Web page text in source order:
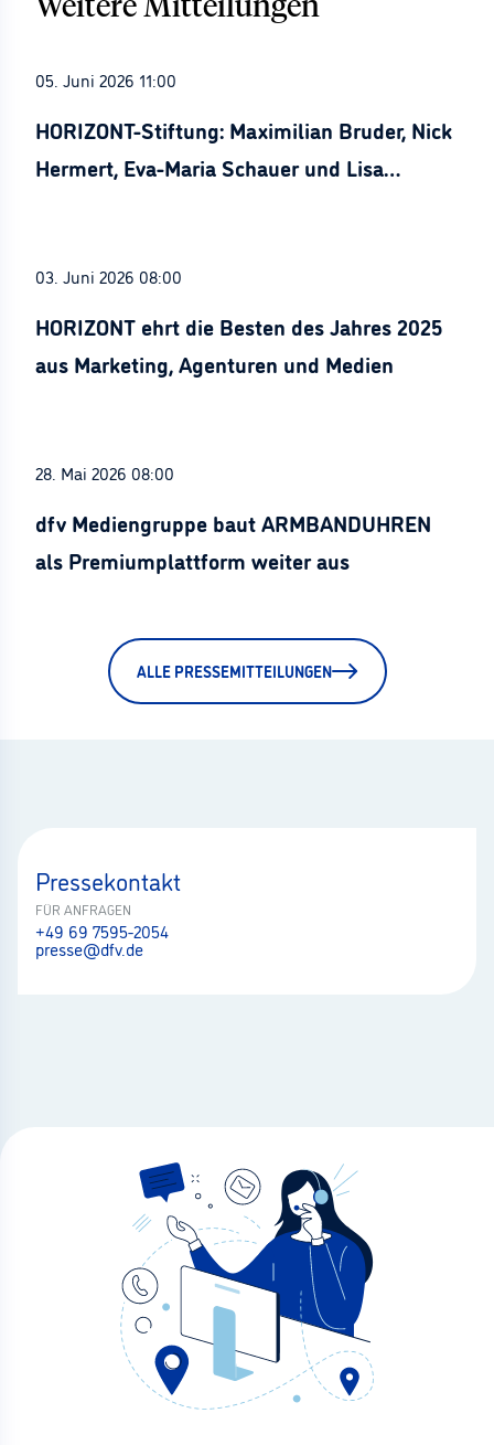
Weitere Mitteilungen
05. Juni 2026 11:00
HORIZONT-Stiftung: Maximilian Bruder, Nick
Hermert, Eva-Maria Schauer und Lisa
03. Juni 2026 08:00
HORIZONT ehrt die Besten des Jahres 2025
aus Marketing, Agenturen und Medien
28. Mai 2026 08:00
dfv Mediengruppe baut ARMBANDUHREN
als Premiumplattform weiter aus
ALLE PRESSEMITTEILUNGEN
Pressekontakt
FÜR ANFRAGEN
+49 69 7595-2054
presse@dfv.de